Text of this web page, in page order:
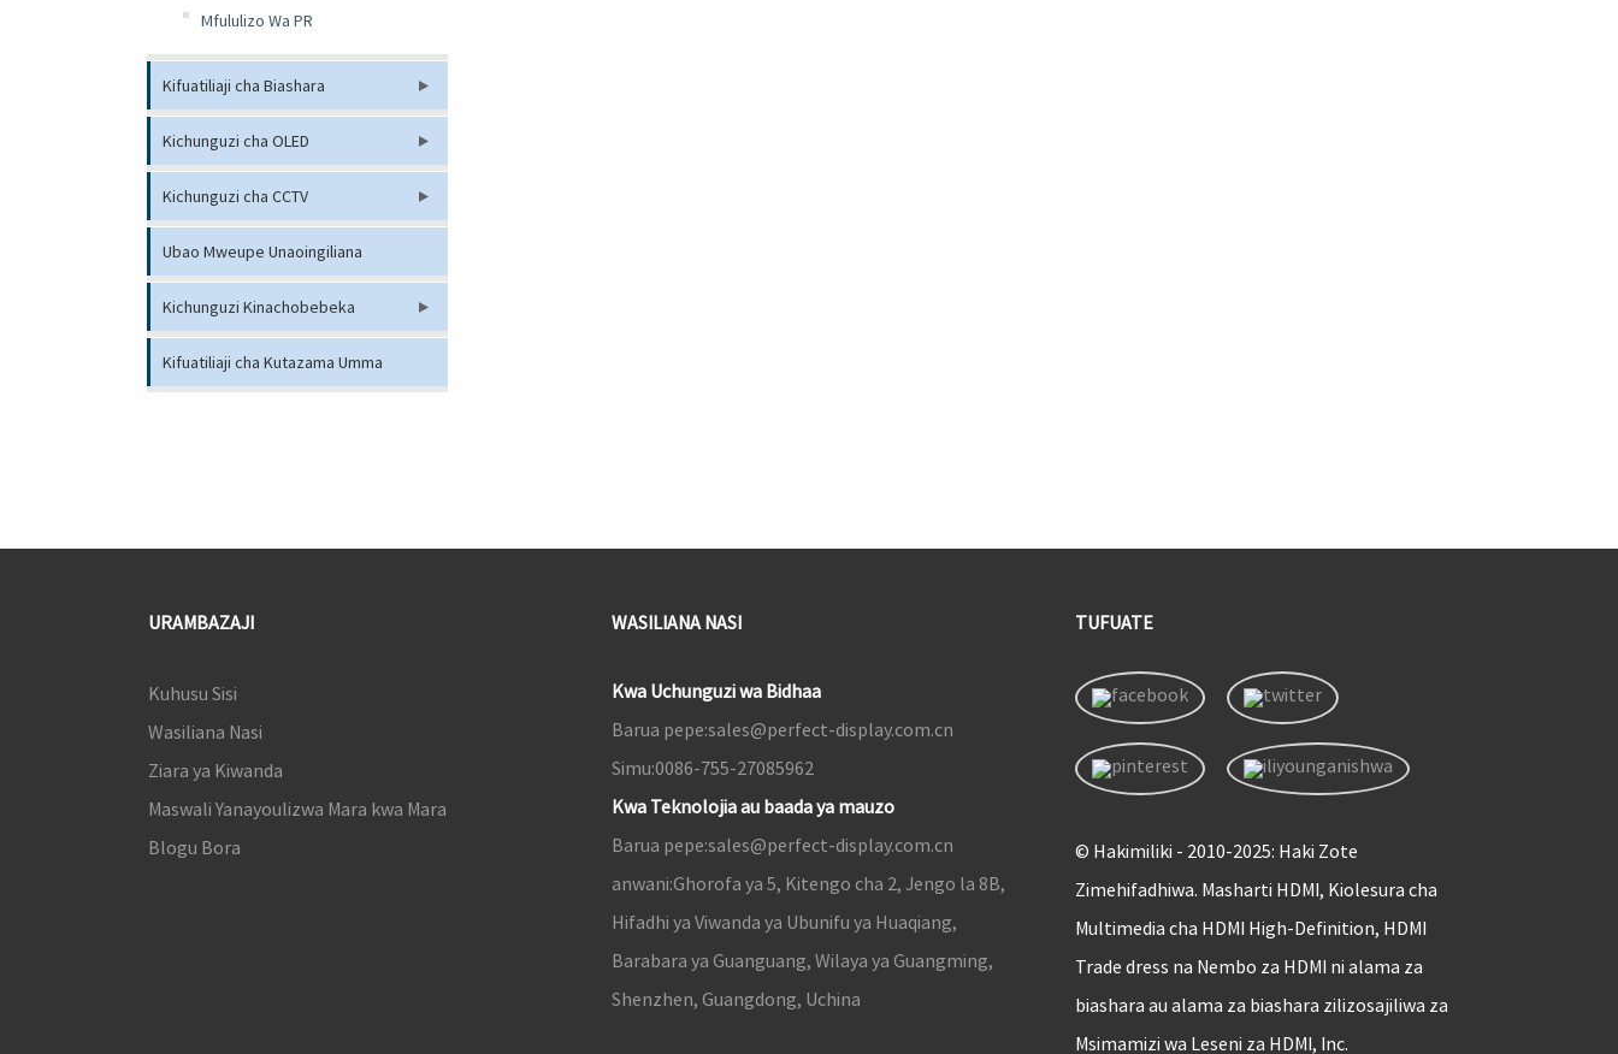
Mfululizo Wa PR
Kifuatiliaji cha Biashara
Kichunguzi cha OLED
Kichunguzi cha CCTV
Ubao Mweupe Unaoingiliana
Kichunguzi Kinachobebeka
Kifuatiliaji cha Kutazama Umma
URAMBAZAJI
Kuhusu Sisi
Wasiliana Nasi
Ziara ya Kiwanda
Maswali Yanayoulizwa Mara kwa Mara
Blogu Bora
WASILIANA NASI
Kwa Uchunguzi wa Bidhaa
Barua pepe:sales@perfect-display.com.cn
Simu:0086-755-27085962
Kwa Teknolojia au baada ya mauzo
Barua pepe:sales@perfect-display.com.cn
anwani:Ghorofa ya 5, Kitengo cha 2, Jengo la 8B,
Hifadhi ya Viwanda ya Ubunifu ya Huaqiang,
Barabara ya Guanguang, Wilaya ya Guangming,
Shenzhen, Guangdong, Uchina
TUFUATE
© Hakimiliki - 2010-2025: Haki Zote
Zimehifadhiwa. Masharti HDMI, Kiolesura cha
Multimedia cha HDMI High-Definition, HDMI
Trade dress na Nembo za HDMI ni alama za
biashara au alama za biashara zilizosajiliwa za
Msimamizi wa Leseni za HDMI, Inc.